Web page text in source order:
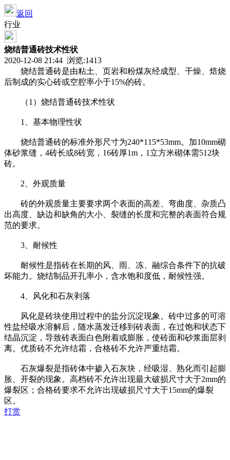
返回
行业
烧结普通砖技术性状
2020-12-08 21:44 浏览:1413
烧结普通砖是由粘土、页岩和粉煤灰经成型、干燥、焙烧
后制成的实心砖或空腔率小于15%的砖。
（1）烧结普通砖技术性状
1、基本物理性状
烧结普通砖的标准外形尺寸为240*115*53mm。加10mm砌
体砂浆缝，4砖长或8砖宽，16砖厚1m，1立方米砌体需512块
砖。
2、外观质量
砖的外观质量主要要求两个表面的高差、弯曲度、杂质凸
出高度、缺边和缺角的大小、裂缝的长度和完整的表面符合规
范的要求。
3、耐候性
耐候性是指砖在长期的风、雨、冻、融综合条件下的抗破
坏能力。烧结制品开孔率小，含水饱和度低，耐候性强。
4、风化和石灰剥落
风化是砖块使用过程中的盐分沉淀现象。砖中过多的可溶
性盐经吸水溶解后，随水蒸发迁移到砖表面，在过饱和状态下
结晶沉淀，导致砖表面白色附着或膨胀，使砖面和砂浆面层剥
离。优质砖不允许结霜，合格砖不允许严重结霜。
石灰爆裂是指砖体中掺入石灰块，经吸湿、熟化而引起膨
胀、开裂的现象。高档砖不允许出现最大破损尺寸大于2mm的
爆裂区；合格砖要求不允许出现破损尺寸大于15mm的爆裂
区。
打赏